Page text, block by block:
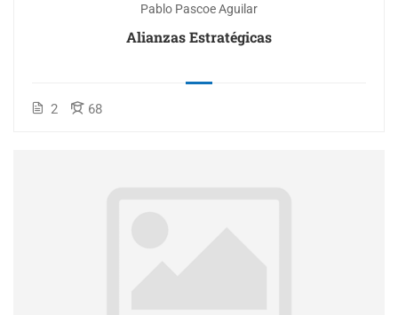
Pablo Pascoe Aguilar
Alianzas Estratégicas
2 68